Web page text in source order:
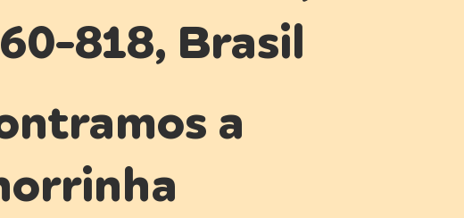
a
818, Brasil